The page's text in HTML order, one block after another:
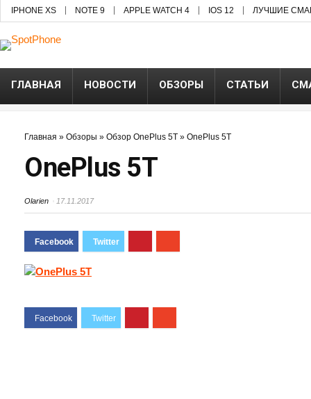
IPHONE XS NOTE 9 APPLE WATCH 4 IOS 12 ЛУЧШИЕ
ГЛАВНАЯ НОВОСТИ ОБЗОРЫ СТАТЬИ
Главная » Обзоры » Обзор OnePlus 5T » OnePlus 5T
OnePlus 5T
Olarien 17.11.2017